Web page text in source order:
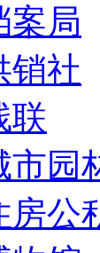
案局
销社
联
市园
房公